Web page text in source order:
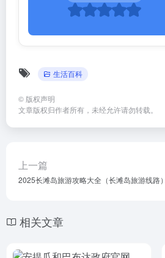
生活百科
© 版权声明
文章版权归作者所有，未经允许请勿转载。
上一篇
2025长滩岛旅游攻略大全（长滩岛旅游线路）
相关文章